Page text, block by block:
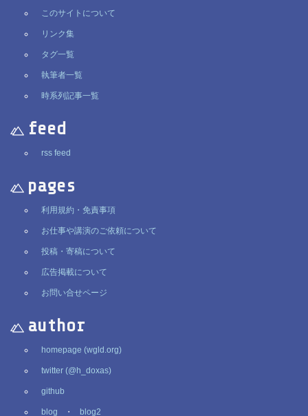
このサイトについて
リンク集
タグ一覧
執筆者一覧
時系列記事一覧
feed
rss feed
pages
利用規約・免責事項
お仕事や講演のご依頼について
投稿・寄稿について
広告掲載について
お問い合せページ
author
homepage (wgld.org)
twitter (@h_doxas)
github
blog ・ blog2